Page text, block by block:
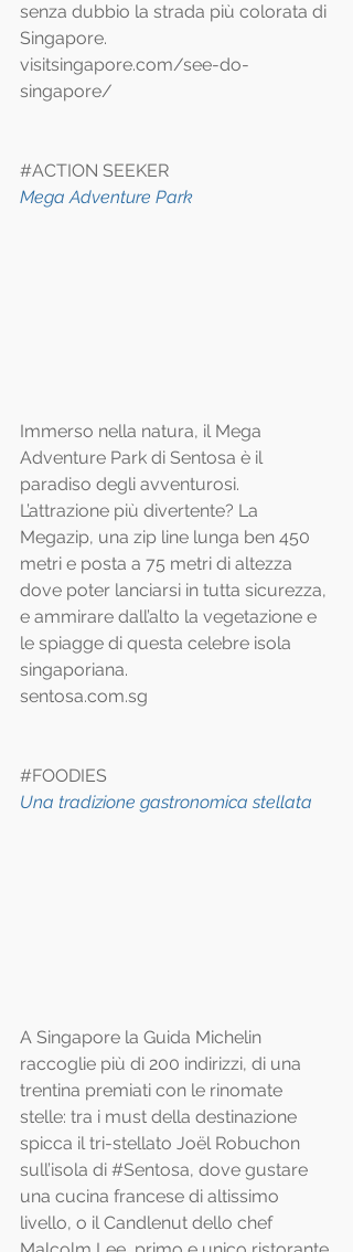
senza dubbio la strada più colorata di
Singapore.
visitsingapore.com/see-do-
singapore/
#ACTION SEEKER
Mega Adventure Park
Immerso nella natura, il Mega
Adventure Park di Sentosa è il
paradiso degli avventurosi.
L’attrazione più divertente? La
Megazip, una zip line lunga ben 450
metri e posta a 75 metri di altezza
dove poter lanciarsi in tutta sicurezza,
e ammirare dall’alto la vegetazione e
le spiagge di questa celebre isola
singaporiana.
sentosa.com.sg
#FOODIES
Una tradizione gastronomica stellata
A Singapore la Guida Michelin
raccoglie più di 200 indirizzi, di una
trentina premiati con le rinomate
stelle: tra i must della destinazione
spicca il tri-stellato Joël Robuchon
sull’isola di #Sentosa, dove gustare
una cucina francese di altissimo
livello, o il Candlenut dello chef